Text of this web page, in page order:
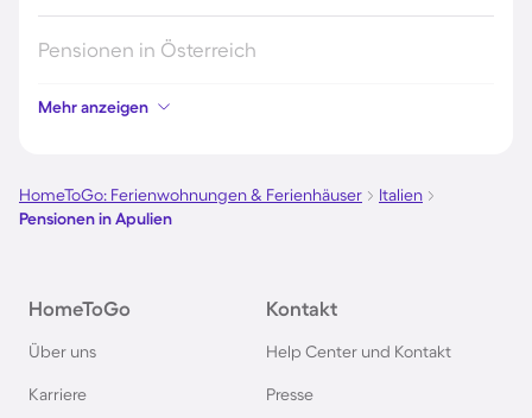
Pensionen in Österreich
Pensionen in Hamburg
Pensionen in Berlin
Pensionen in Oberstdorf
Pensionen in Schweden
Mehr anzeigen
HomeToGo: Ferienwohnungen & Ferienhäuser
Italien
Pensionen in Apulien
HomeToGo
Über uns
Karriere
Kontakt
Help Center und Kontakt
Presse